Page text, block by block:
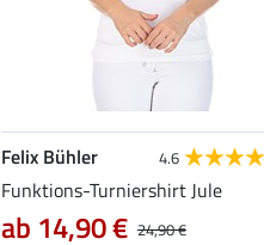
Felix Bühler 4.6
Funktions-Turniershirt Jule
24,90 €
ab 14,90 €